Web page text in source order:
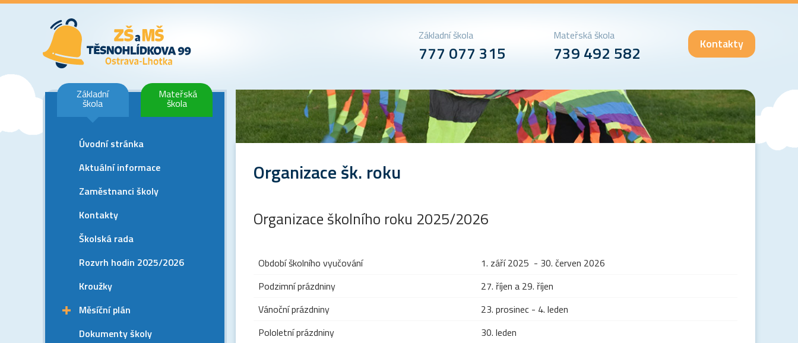
Kontakty
Základní škola
777 077 315
Mateřská škola
739 492 582
Základní
škola
Mateřská
škola
Úvodní stránka
Aktuální informace
Zaměstnanci školy
Kontakty
Školská rada
Rozvrh hodin 2025/2026
Kroužky
Měsíční plán
Dokumenty školy
Organizace šk. roku
Organizace školního roku 2025/2026
Období školního vyučování
1. září 2025 - 30. červen 2026
Podzimní prázdniny
27. říjen a 29. říjen
Vánoční prázdniny
23. prosinec - 4. leden
Pololetní prázdniny
30. leden